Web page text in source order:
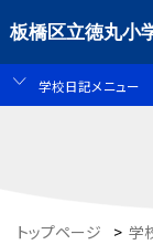
板橋区立徳丸小
学校日記メニュー
トップページ > 学